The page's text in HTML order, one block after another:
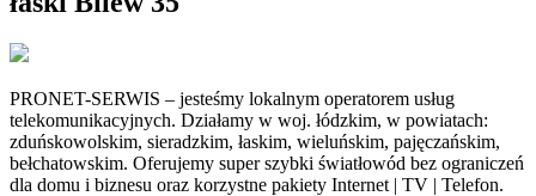
PRONET-SERWIS – jesteśmy lokalnym operatorem usług
telekomunikacyjnych. Działamy w woj. łódzkim, w powiatach:
zduńskowolskim, sieradzkim, łaskim, wieluńskim, pajęczańskim,
bełchatowskim. Oferujemy super szybki światłowód bez ograniczeń
dla domu i biznesu oraz korzystne pakiety Internet | TV | Telefon.